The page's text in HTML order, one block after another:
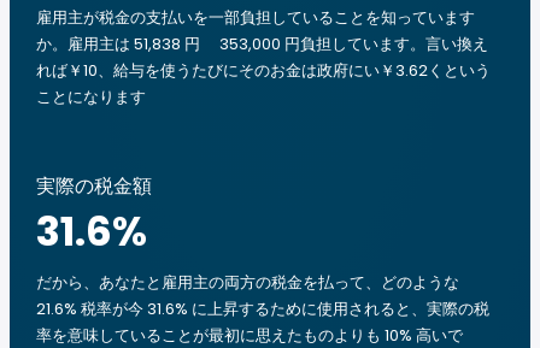
雇用主が税金の支払いを一部負担していることを知っています
か。雇用主は 51,838 円 353,000 円負担しています。言い換え
れば￥10、給与を使うたびにそのお金は政府にい￥3.62くという
ことになります
実際の税金額
31.6%
だから、あなたと雇用主の両方の税金を払って、どのような
21.6% 税率が今 31.6% に上昇するために使用されると、実際の税
率を意味していることが最初に思えたものよりも 10% 高いで